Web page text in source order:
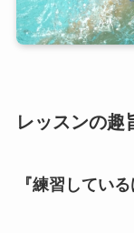
レッスンの趣
『練習してい